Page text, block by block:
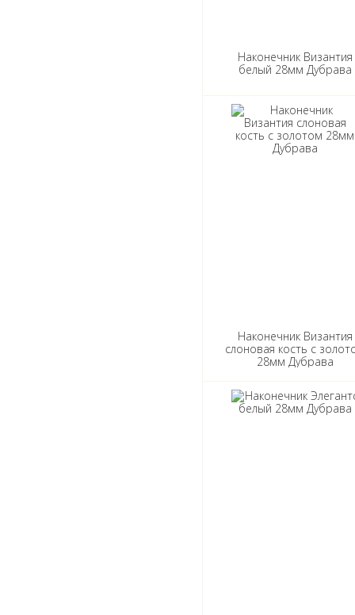
Наконечник Византия
белый 28мм Дубрава
Наконечник Византия
слоновая кость с
28мм Дубрава